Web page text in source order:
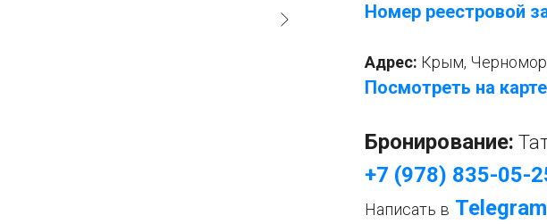
Номер реестровой
Адрес: Крым,
Посмотреть на карте
Бронирование:
+7 (978) 835-05-
Написать в Telegram